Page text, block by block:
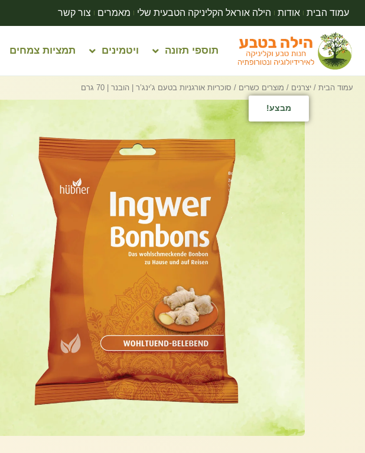
עמוד הבית אודות הילה אוראל הקליניקה הטבעית שלי מאמרים צור קשר
תוספי תזונה ויטמינים תמציות צמחים
עמוד הבית / יצרנים / מוצרים כשרים / סוכריות אורגניות בטעם ג’ינג’ר | הובנר | 70 גרם
מבצע!